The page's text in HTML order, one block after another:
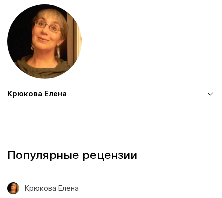
Крюкова Елена
Популярные рецензии
Крюкова Елена